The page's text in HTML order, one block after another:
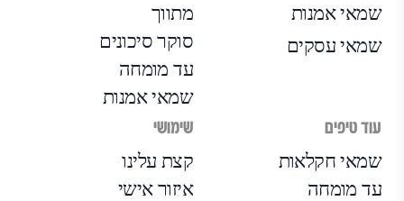
שמאי אמנות
שמאי עסקים
מתווך
סוקר סיכונים
עד מומחה
שמאי אמנות
עוד טיפים
שמאי חקלאות
עד מומחה
שימושי
קצת עלינו
איזור אישי